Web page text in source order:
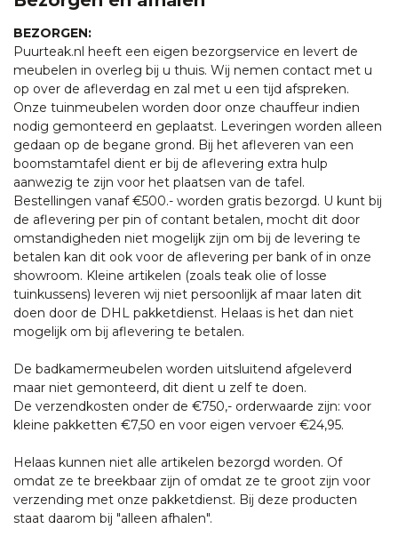
BEZORGEN:
Puurteak.nl heeft een eigen bezorgservice en levert de
meubelen in overleg bij u thuis. Wij nemen contact met u
op over de afleverdag en zal met u een tijd afspreken.
Onze tuinmeubelen worden door onze chauffeur indien
nodig gemonteerd en geplaatst. Leveringen worden alleen
gedaan op de begane grond. Bij het afleveren van een
boomstamtafel dient er bij de aflevering extra hulp
aanwezig te zijn voor het plaatsen van de tafel.
Bestellingen vanaf €500.- worden gratis bezorgd. U kunt bij
de aflevering per pin of contant betalen, mocht dit door
omstandigheden niet mogelijk zijn om bij de levering te
betalen kan dit ook voor de aflevering per bank of in onze
showroom. Kleine artikelen (zoals teak olie of losse
tuinkussens) leveren wij niet persoonlijk af maar laten dit
doen door de DHL pakketdienst. Helaas is het dan niet
mogelijk om bij aflevering te betalen.
De badkamermeubelen worden uitsluitend afgeleverd
maar niet gemonteerd, dit dient u zelf te doen.
De verzendkosten onder de €750,- orderwaarde zijn: voor
kleine pakketten €7,50 en voor eigen vervoer €24,95.
Helaas kunnen niet alle artikelen bezorgd worden. Of
omdat ze te breekbaar zijn of omdat ze te groot zijn voor
verzending met onze pakketdienst. Bij deze producten
staat daarom bij "alleen afhalen".